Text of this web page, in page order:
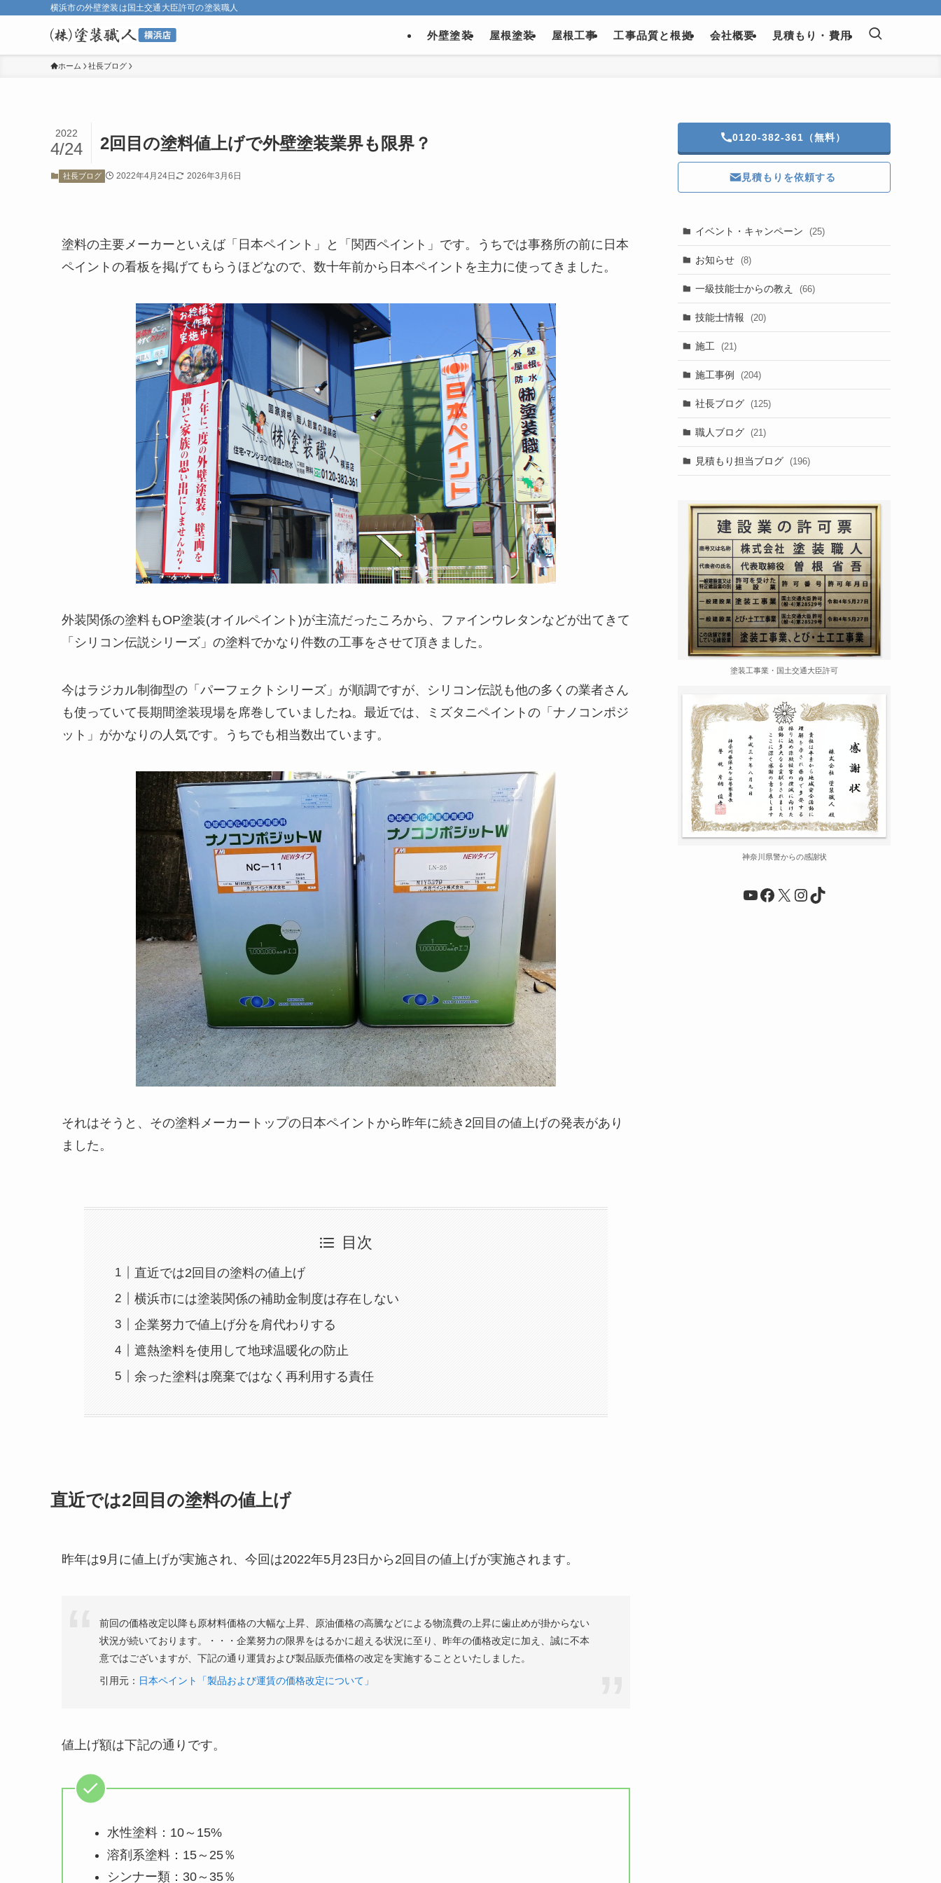
横浜市の外壁塗装は国土交通大臣許可の塗装職人
外壁塗装 屋根塗装 屋根工事 工事品質と根拠 会社概要 見積もり・費用
ホーム 社長ブログ
2回目の塗料値上げで外壁塗装業界も限界？
2022
4/24
社長ブログ 2022年4月24日 2026年3月6日
塗料の主要メーカーといえば「日本ペイント」と「関西ペイント」です。うちでは事務所の前に日本
ペイントの看板を掲げてもらうほどなので、数十年前から日本ペイントを主力に使ってきました。
外装関係の塗料もOP塗装(オイルペイント)が主流だったころから、ファインウレタンなどが出てきて
「シリコン伝説シリーズ」の塗料でかなり件数の工事をさせて頂きました。
今はラジカル制御型の「パーフェクトシリーズ」が順調ですが、シリコン伝説も他の多くの業者さん
も使っていて長期間塗装現場を席巻していましたね。最近では、ミズタニペイントの「ナノコンポジ
ット」がかなりの人気です。うちでも相当数出ています。
それはそうと、その塗料メーカートップの日本ペイントから昨年に続き2回目の値上げの発表があり
ました。
目次
直近では2回目の塗料の値上げ
横浜市には塗装関係の補助金制度は存在しない
企業努力で値上げ分を肩代わりする
遮熱塗料を使用して地球温暖化の防止
余った塗料は廃棄ではなく再利用する責任
直近では2回目の塗料の値上げ
昨年は9月に値上げが実施され、今回は2022年5月23日から2回目の値上げが実施されます。
前回の価格改定以降も原材料価格の大幅な上昇、原油価格の高騰などによる物流費の上昇に歯止めが掛からない
状況が続いております。・・・企業努力の限界をはるかに超える状況に至り、昨年の価格改定に加え、誠に不本
意ではございますが、下記の通り運賃および製品販売価格の改定を実施することといたしました。
引用元： 日本ペイント「製品および運賃の価格改定について」
値上げ額は下記の通りです。
水性塗料：10～15%
溶剤系塗料：15～25％
シンナー類：30～35％
0120-382-361（無料）
見積もりを依頼する
イベント・キャンペーン (25)
お知らせ (8)
一級技能士からの教え (66)
技能士情報 (20)
施工 (21)
施工事例 (204)
社長ブログ (125)
職人ブログ (21)
見積もり担当ブログ (196)
塗装工事業・国土交通大臣許可
神奈川県警からの感謝状
YouTube
Facebook
X Instagram
TikTok